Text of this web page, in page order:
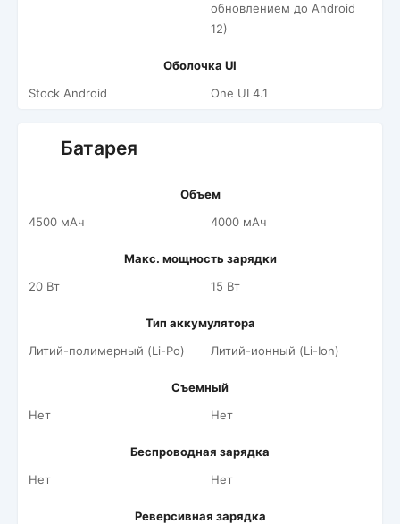
обновлением до Android
12)
Оболочка UI
Stock Android
One UI 4.1
Батарея
Объем
4500 мАч
4000 мАч
Макс. мощность зарядки
20 Вт
15 Вт
Тип аккумулятора
Литий-полимерный (Li-Po)
Литий-ионный (Li-Ion)
Съемный
Нет
Нет
Беспроводная зарядка
Нет
Нет
Реверсивная зарядка